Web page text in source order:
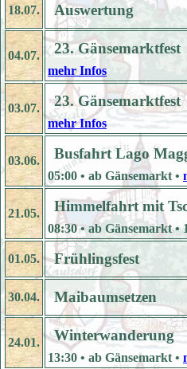
18.07. Auswertung
04.07. 23. Gänsemarktfest
mehr Infos
03.07. 23. Gänsemarktfest
mehr Infos
03.06. Busfahrt Lago
05:00 • ab Gänsemarkt •
21.05. Himmelfahrt mit
08:30 • ab Gänsemarkt
01.05. Frühlingsfest
30.04. Maibaumsetzen
24.01. Winterwanderung
13:30 • ab Gänsemarkt •